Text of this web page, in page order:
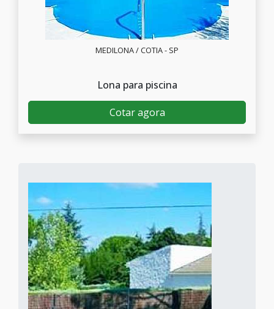
MEDILONA / COTIA - SP
Lona para piscina
Cotar agora